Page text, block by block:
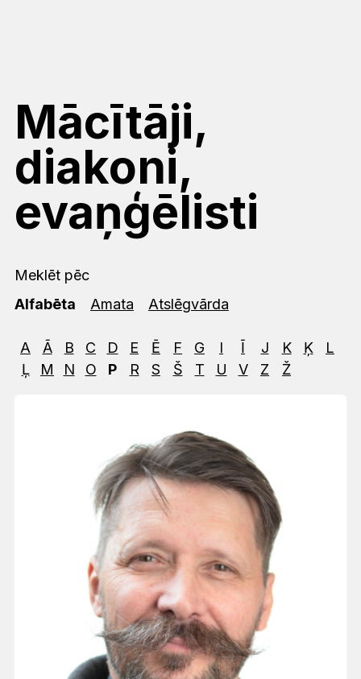
Mācītāji,
diakoni,
evaņģēlisti
Meklēt pēc
Alfabēta
Amata Atslēgvārda
A Ā B C D E Ē F G I Ī J K Ķ
L
Ļ
M N O P R S Š T U V Z Ž